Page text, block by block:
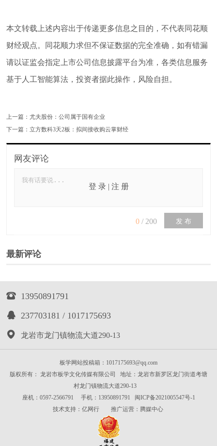
本文转载上述内容出于传递更多信息之目的，不代表同花顺
财经观点。同花顺力求但不保证数据的完全准确，如有错漏
请以证监会指定上市公司信息披露平台为准，各类信息服务
基于人工智能算法，投资者据此操作，风险自担。
上一篇：尤夫股份：公司属于国有企业
下一篇：立方数科3天2板：拟间接收购云掌财经
网友评论
登 录| 注 册
发 布
0/ 200
最新评论
 13950891791
 237703181 / 1017175693
 龙岩市龙门镇物流大道290-13
板学网站投稿箱：1017175693@qq.com
版权所有： 龙岩市板学文化传媒有限公司 地址：龙岩市新罗区龙门街道考塘
村龙门镇物流大道290-13
座机：0597-2566791 手机：13950891791
闽ICP备2021005547号-1
技术支持： 亿网行推广运营： 腾媒中心